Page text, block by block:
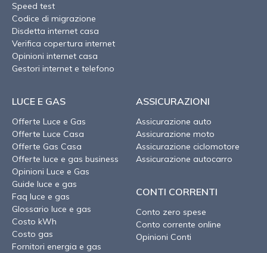
Speed test
Codice di migrazione
Disdetta internet casa
Verifica copertura internet
Opinioni internet casa
Gestori internet e telefono
LUCE E GAS
Offerte Luce e Gas
Offerte Luce Casa
Offerte Gas Casa
Offerte luce e gas business
Opinioni Luce e Gas
Guide luce e gas
Faq luce e gas
Glossario luce e gas
Costo kWh
Costo gas
Fornitori energia e gas
ASSICURAZIONI
Assicurazione auto
Assicurazione moto
Assicurazione ciclomotore
Assicurazione autocarro
CONTI CORRENTI
Conto zero spese
Conto corrente online
Opinioni Conti